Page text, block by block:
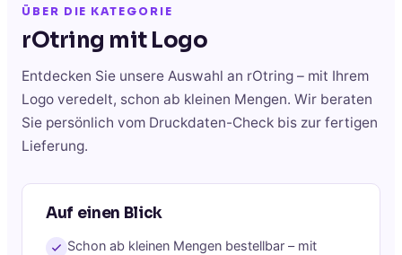
ÜBER DIE KATEGORIE
rOtring mit Logo
Entdecken Sie unsere Auswahl an rOtring – mit Ihrem
Logo veredelt, schon ab kleinen Mengen. Wir beraten
Sie persönlich vom Druckdaten-Check bis zur fertigen
Lieferung.
Auf einen Blick
Schon ab kleinen Mengen bestellbar – mit